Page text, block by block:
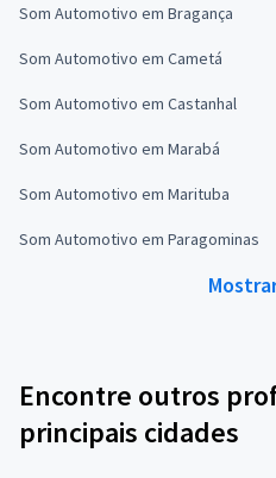
Som Automotivo em Bragança
Som Automotivo em Cametá
Som Automotivo em Castanhal
Som Automotivo em Marabá
Som Automotivo em Marituba
Som Automotivo em Paragominas
Encontre outros
principais cidades